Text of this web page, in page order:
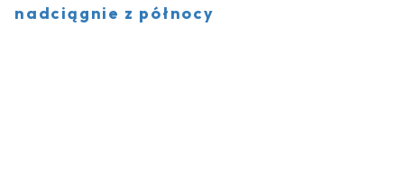
nadciągnie z północy